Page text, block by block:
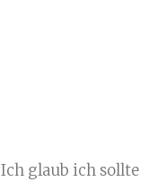
glaub ich sollte